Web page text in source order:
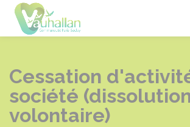
Cessation
société
volontaire)